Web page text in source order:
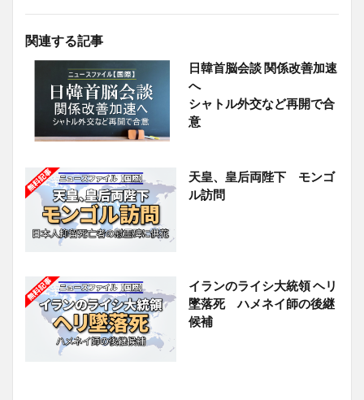
関連する記事
日韓首脳会談 関係改善加速
へ
シャトル外交など再開で合
意
天皇、皇后両陛下 モンゴ
ル訪問
イランのライシ大統領 ヘリ
墜落死 ハメネイ師の後継
候補